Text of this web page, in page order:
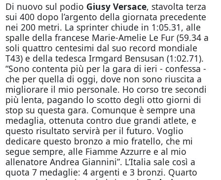
Di nuovo sul podio Giusy Versace, stavolta terza
sui 400 dopo l’argento della giornata precedente
nei 200 metri. La sprinter chiude in 1:05.31, alle
spalle della francese Marie-Amelie Le Fur (59.34 a
soli quattro centesimi dal suo record mondiale
T43) e della tedesca Irmgard Bensusan (1:02.71).
“Sono contenta più per la gara di ieri - confessa -
che per quella di oggi, dove non sono riuscita a
migliorare il mio personale. Ho corso tre secondi
più lenta, pagando lo scotto degli otto giorni di
stop su questa gara. Comunque è sempre una
medaglia, ottenuta contro due grandi atlete, e
questo risultato servirà per il futuro. Voglio
dedicare questo bronzo a mio fratello, che mi
segue sempre, alle Fiamme Azzurre e al mio
allenatore Andrea Giannini”. L’Italia sale così a
quota 7 medaglie: 4 argenti e 3 bronzi. Quarto